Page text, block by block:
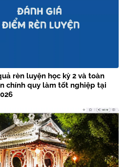
rèn luyện học kỳ 2 và toàn
chính quy làm tốt nghiệp tại